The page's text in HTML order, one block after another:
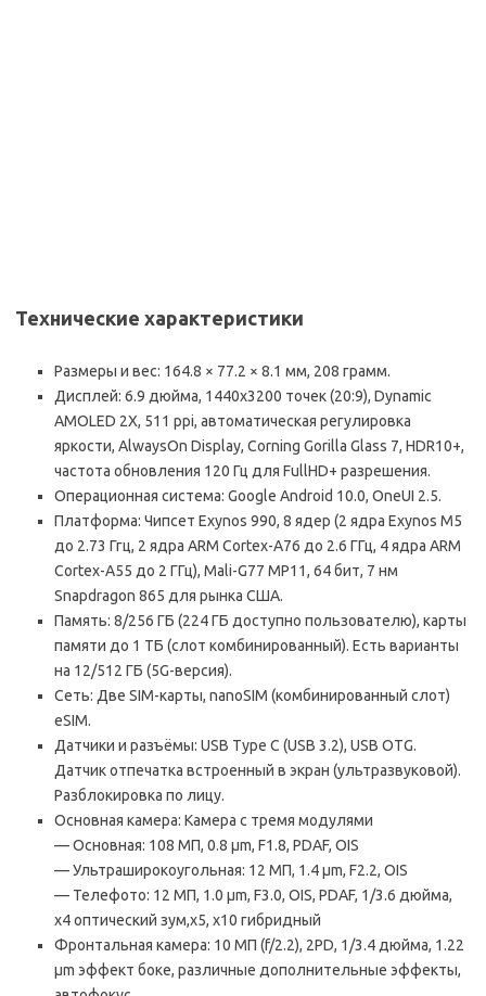
Технические характеристики
Размеры и вес: 164.8 × 77.2 × 8.1 мм, 208 грамм.
Дисплей: 6.9 дюйма, 1440х3200 точек (20:9), Dynamic
AMOLED 2Х, 511 ppi, автоматическая регулировка
яркости, AlwaysOn Display, Corning Gorilla Glass 7, HDR10+,
частота обновления 120 Гц для FullHD+ разрешения.
Операционная система: Google Android 10.0, OneUI 2.5.
Платформа: Чипсет Exynos 990, 8 ядер (2 ядра Exynos M5
до 2.73 Ггц, 2 ядра ARM Cortex-A76 до 2.6 ГГц, 4 ядра ARM
Cortex-A55 до 2 ГГц), Mali-G77 MP11, 64 бит, 7 нм
Snapdragon 865 для рынка США.
Память: 8/256 ГБ (224 ГБ доступно пользователю), карты
памяти до 1 ТБ (слот комбинированный). Есть варианты
на 12/512 ГБ (5G-версия).
Сеть: Две SIM-карты, nanoSIM (комбинированный слот)
eSIM.
Датчики и разъёмы: USB Type C (USB 3.2), USB OTG.
Датчик отпечатка встроенный в экран (ультразвуковой).
Разблокировка по лицу.
Основная камера: Камера с тремя модулями
— Основная: 108 МП, 0.8 μm, F1.8, PDAF, OIS
— Ультраширокоугольная: 12 МП, 1.4 μm, F2.2, OIS
— Телефото: 12 МП, 1.0 μm, F3.0, OIS, PDAF, 1/3.6 дюйма,
х4 оптический зум,x5, х10 гибридный
Фронтальная камера: 10 МП (f/2.2), 2PD, 1/3.4 дюйма, 1.22
μm эффект боке, различные дополнительные эффекты,